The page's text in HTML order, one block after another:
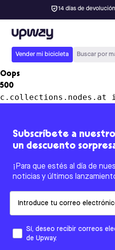
14 días de
Upway
Vender mi bicicleta Buscar por
Oops
500
c.collections.nodes.at
Subscríbete a
un descuento
¡Para que estés al día de
noticias y últimos
Sí, deseo recibir correos
de Upway.